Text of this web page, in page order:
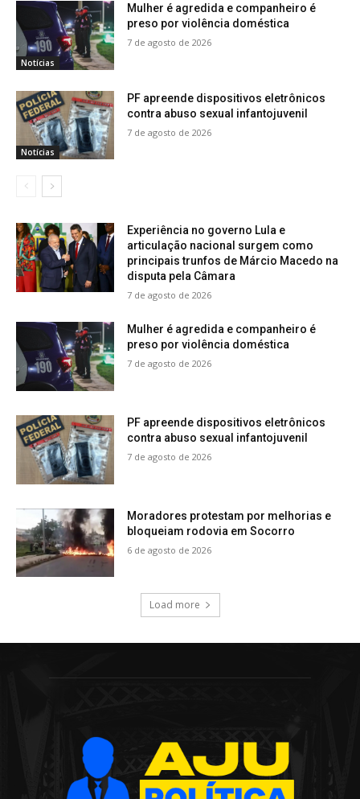
Notícias
Mulher é agredida e companheiro é
preso por violência doméstica
7 de agosto de 2026
Notícias
PF apreende dispositivos eletrônicos
contra abuso sexual infantojuvenil
7 de agosto de 2026
Experiência no governo Lula e
articulação nacional surgem como
principais trunfos de Márcio Macedo na
disputa pela Câmara
7 de agosto de 2026
Mulher é agredida e companheiro é
preso por violência doméstica
7 de agosto de 2026
PF apreende dispositivos eletrônicos
contra abuso sexual infantojuvenil
7 de agosto de 2026
Moradores protestam por melhorias e
bloqueiam rodovia em Socorro
6 de agosto de 2026
Load more